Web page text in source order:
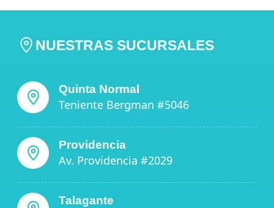
NUESTRAS SUCURSALES
Quinta Normal
Teniente Bergman #5046
Providencia
Av. Providencia #2029
Talagante